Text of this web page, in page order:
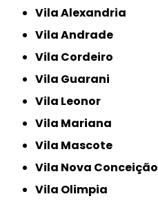
Vila Alexandria
Vila Andrade
Vila Cordeiro
Vila Guarani
Vila Leonor
Vila Mariana
Vila Mascote
Vila Nova Conceição
Vila Olimpia